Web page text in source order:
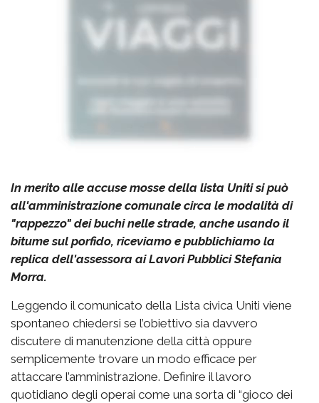
In merito alle accuse mosse della lista Uniti si può
all'amministrazione comunale circa le modalità di
"rappezzo" dei buchi nelle strade, anche usando il
bitume sul porfido, riceviamo e pubblichiamo la
replica dell'assessora ai Lavori Pubblici Stefania
Morra.
Leggendo il comunicato della Lista civica Uniti viene
spontaneo chiedersi se l’obiettivo sia davvero
discutere di manutenzione della città oppure
semplicemente trovare un modo efficace per
attaccare l’amministrazione. Definire il lavoro
quotidiano degli operai come una sorta di “gioco dei